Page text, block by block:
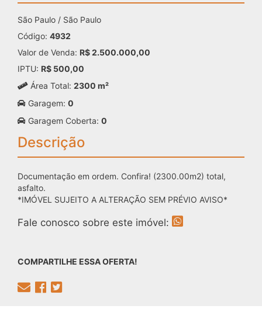
São Paulo / São Paulo
Código: 4932
Valor de Venda: R$ 2.500.000,00
IPTU: R$ 500,00
Área Total: 2300 m²
Garagem: 0
Garagem Coberta: 0
Descrição
Documentação em ordem. Confira! (2300.00m2) total,
asfalto.
*IMÓVEL SUJEITO A ALTERAÇÃO SEM PRÉVIO AVISO*
Fale conosco sobre este imóvel:
COMPARTILHE ESSA OFERTA!